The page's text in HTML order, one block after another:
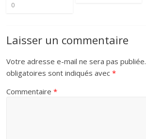
0
Laisser un commentaire
Votre adresse e-mail ne sera pas publiée.
obligatoires sont indiqués avec*
Commentaire*